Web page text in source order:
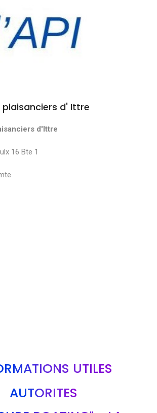
plaisanciers d' Ittre
d'Ittre
16 Bte 1
UTILES
AUTORITÉS